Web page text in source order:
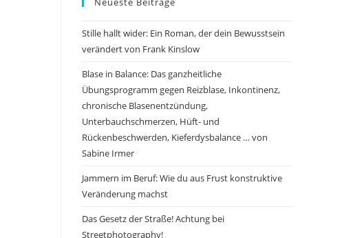
Stille hallt wider: Ein Roman, der dein Bewusstsein
verändert von Frank Kinslow
Blase in Balance: Das ganzheitliche
Übungsprogramm gegen Reizblase, Inkontinenz,
chronische Blasenentzündung,
Unterbauchschmerzen, Hüft- und
Rückenbeschwerden, Kieferdysbalance … von
Sabine Irmer
Jammern im Beruf: Wie du aus Frust konstruktive
Veränderung machst
Das Gesetz der Straße! Achtung bei
Streetphotography!